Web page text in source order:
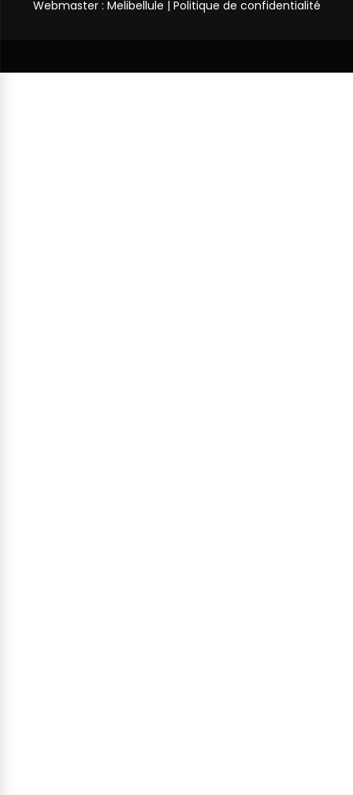
Webmaster : Melibellule | Politique de confidentialité